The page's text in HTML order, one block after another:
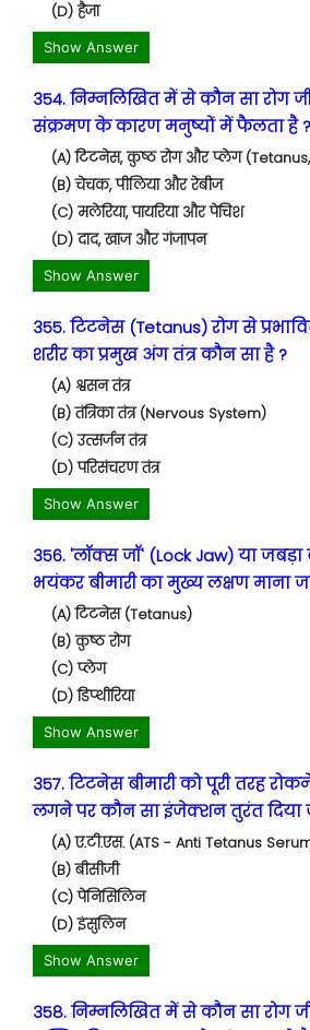
(D) हैजा
Show Answer
354. निम्नलिखित में से कौन सा रोग
संक्रमण के कारण मनुष्यों में फैलता है ?
(A) टिटनेस, कुष्ठ रोग और प्लेग
(B) चेचक, पीलिया और रेबीज
(C) मलेरिया, पायरिया और पेचिश
(D) दाद, खाज और गंजापन
Show Answer
355. टिटनेस (Tetanus) रोग से
शरीर का प्रमुख अंग तंत्र कौन सा है ?
(A) श्वसन तंत्र
(B) तंत्रिका तंत्र (Nervous System)
(C) उत्सर्जन तंत्र
(D) परिसंचरण तंत्र
Show Answer
356. 'लॉक्स जॉ' (Lock Jaw) या जबड़ा
भयंकर बीमारी का मुख्य लक्षण माना
(A) टिटनेस (Tetanus)
(B) कुष्ठ रोग
(C) प्लेग
(D) डिप्थीरिया
Show Answer
357. टिटनेस बीमारी को पूरी तरह
लगने पर कौन सा इंजेक्शन तुरंत दिया
(A) ए.टी.एस. (ATS - Anti Tetanus
(B) बीसीजी
(C) पेनिसिलिन
(D) इंसुलिन
Show Answer
358. निम्नलिखित में से कौन सा रोग